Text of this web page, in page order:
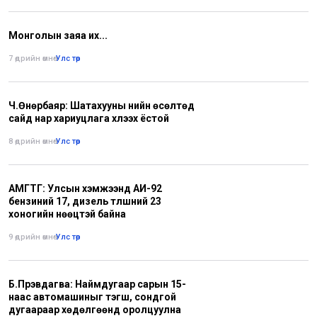
Монголын заяа их...
7 өдрийн өмнө•Улс төр
Ч.Өнөрбаяр: Шатахууны үнийн өсөлтөд
сайд нар хариуцлага хүлээх ёстой
8 өдрийн өмнө•Улс төр
АМГТГ: Улсын хэмжээнд АИ-92
бензиний 17, дизель түлшний 23
хоногийн нөөцтэй байна
9 өдрийн өмнө•Улс төр
Б.Пүрэвдагва: Наймдугаар сарын 15-
наас автомашиныг тэгш, сондгой
дугаараар хөдөлгөөнд оролцуулна